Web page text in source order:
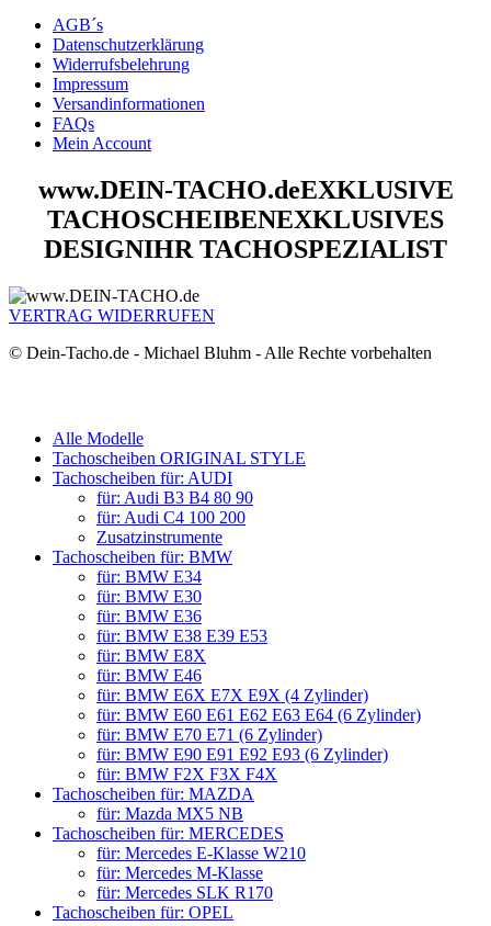
AGB´s
Datenschutzerklärung
Widerrufsbelehrung
Impressum
Versandinformationen
FAQs
Mein Account
www.DEIN-TACHO.deEXKLUSIVE
TACHOSCHEIBENEXKLUSIVES
DESIGNIHR TACHOSPEZIALIST
VERTRAG WIDERRUFEN
© Dein-Tacho.de - Michael Bluhm - Alle Rechte vorbehalten
Alle Modelle
Tachoscheiben ORIGINAL STYLE
Tachoscheiben für: AUDI
für: Audi B3 B4 80 90
für: Audi C4 100 200
Zusatzinstrumente
Tachoscheiben für: BMW
für: BMW E34
für: BMW E30
für: BMW E36
für: BMW E38 E39 E53
für: BMW E8X
für: BMW E46
für: BMW E6X E7X E9X (4 Zylinder)
für: BMW E60 E61 E62 E63 E64 (6 Zylinder)
für: BMW E70 E71 (6 Zylinder)
für: BMW E90 E91 E92 E93 (6 Zylinder)
für: BMW F2X F3X F4X
Tachoscheiben für: MAZDA
für: Mazda MX5 NB
Tachoscheiben für: MERCEDES
für: Mercedes E-Klasse W210
für: Mercedes M-Klasse
für: Mercedes SLK R170
Tachoscheiben für: OPEL